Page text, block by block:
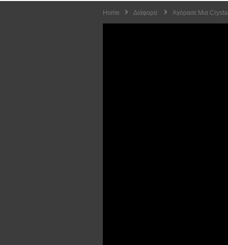
Home Διάφορα Αγόρασε Μια